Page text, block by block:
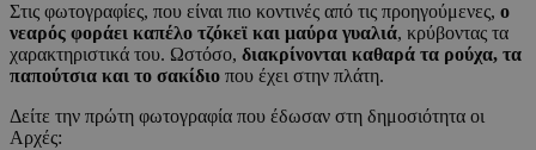
Στις φωτογραφίες, που είναι πιο κοντινές από τις προηγούμενες, ο
νεαρός φοράει καπέλο τζόκεϊ και μαύρα γυαλιά, κρύβοντας τα
χαρακτηριστικά του. Ωστόσο, διακρίνονται καθαρά τα ρούχα, τα
παπούτσια και το σακίδιο που έχει στην πλάτη.
Δείτε την πρώτη φωτογραφία που έδωσαν στη δημοσιότητα οι
Αρχές: